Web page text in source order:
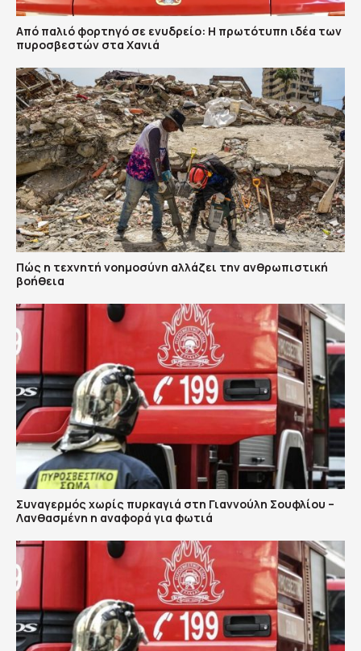
Από παλιό φορτηγό σε ενυδρείο: Η πρωτότυπη ιδέα των
πυροσβεστών στα Χανιά
Πώς η τεχνητή νοημοσύνη αλλάζει την ανθρωπιστική
βοήθεια
Συναγερμός χωρίς πυρκαγιά στη Γιαννούλη Σουφλίου –
Λανθασμένη η αναφορά για φωτιά